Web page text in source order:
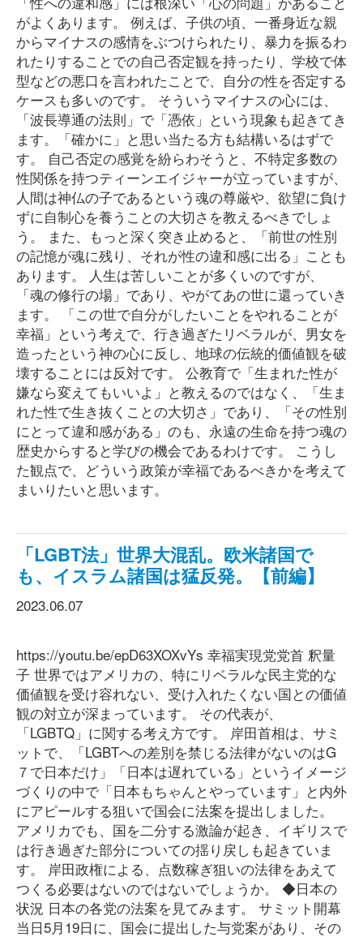
がよくあります。 例えば、子供の頃、一番身近な親
からマイナスの感情をぶつけられたり、暴力を振るわ
れたりすることでの自己否定観を持ったり、学校で体
型などの悪口を言われたことで、自分の性を否定する
ケースも多いのです。 そういうマイナスの心には、
「波長導通の法則」で「憑依」という現象も起きてき
ます。「確かに」と思い当たる方も結構いるはずで
す。 自己否定の感覚を紛らわそうと、不特定多数の
性関係を持つティーンエイジャーが立っていますが、
人間は神仏の子であるという魂の尊厳や、欲望に負け
ずに自制心を養うことの大切さを教えるべきでしょ
う。 また、もっと深く突き止めると、「前世の性別
の記憶が魂に残り、それが性の違和感に出る」ことも
あります。 人生は苦しいことが多くいのですが、
「魂の修行の場」であり、やがてあの世に還っていき
ます。 「この世で自分がしたいことをやれることが
幸福」という考えで、行き過ぎたリベラルが、男女を
造ったという神の心に反し、地球の伝統的価値観を破
壊することには反対です。 公教育で「生まれた性が
嫌なら変えてもいいよ」と教えるのではなく、「生ま
れた性で生き抜くことの大切さ」であり、「その性別
にとって違和感がある」のも、永遠の生命を持つ魂の
歴史からすると学びの機会であるわけです。 こうし
た観点で、どういう政策が幸福であるべきかを考えて
まいりたいと思います。
「LGBT法」世界大混乱。欧米諸国で
も、イスラム諸国は猛反発。【前編】
2023.06.07
https://youtu.be/epD63XOXvYs 幸福実現党党首 釈量
子 世界ではアメリカの、特にリベラルな民主党的な
価値観を受け容れない、受け入れたくない国との価値
観の対立が深まっています。 その代表が、
「LGBTQ」に関する考え方です。 岸田首相は、サミ
ットで、「LGBTへの差別を禁じる法律がないのはG
７で日本だけ」「日本は遅れている」というイメージ
づくりの中で「日本もちゃんとやっています」と内外
にアピールする狙いで国会に法案を提出しました。
アメリカでも、国を二分する激論が起き、イギリスで
は行き過ぎた部分についての揺り戻しも起きていま
す。 岸田政権による、点数稼ぎ狙いの法律をあえて
つくる必要はないのではないでしょうか。 ◆日本の
状況 日本の各党の法案を見てみます。 サミット開幕
当日5月19日に、国会に提出した与党案があり、その